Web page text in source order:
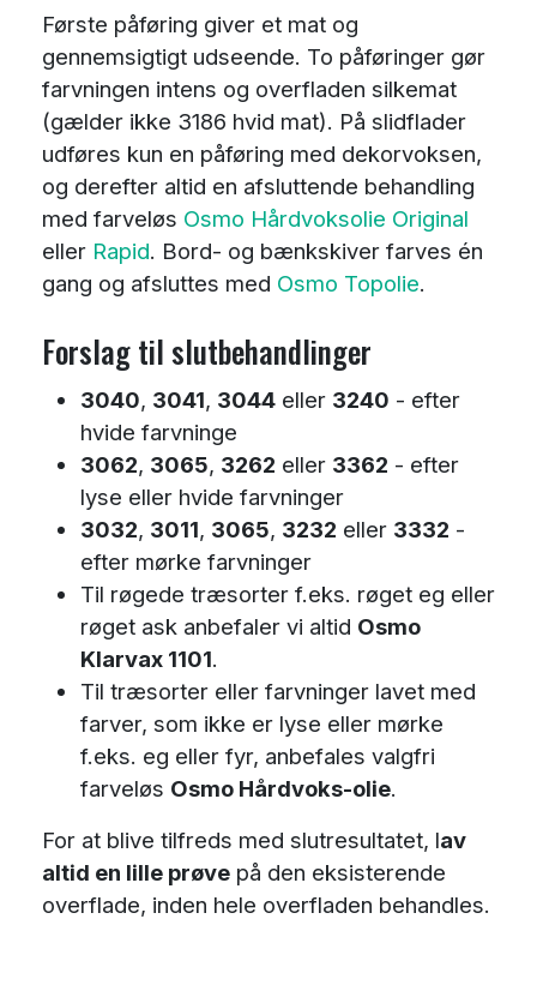
Første påføring giver et mat og
gennemsigtigt udseende. To påføringer gør
farvningen intens og overfladen silkemat
(gælder ikke 3186 hvid mat). På slidflader
udføres kun en påføring med dekorvoksen,
og derefter altid en afsluttende behandling
med farveløs Osmo Hårdvoksolie Original
eller Rapid. Bord- og bænkskiver farves én
gang og afsluttes med Osmo Topolie.
Forslag til slutbehandlinger
3040, 3041, 3044 eller 3240 - efter
hvide farvninge
3062, 3065, 3262 eller 3362 - efter
lyse eller hvide farvninger
3032, 3011, 3065, 3232 eller 3332 -
efter mørke farvninger
Til røgede træsorter f.eks. røget eg eller
røget ask anbefaler vi altid Osmo
Klarvax 1101.
Til træsorter eller farvninger lavet med
farver, som ikke er lyse eller mørke
f.eks. eg eller fyr, anbefales valgfri
farveløs Osmo Hårdvoks-olie.
For at blive tilfreds med slutresultatet, lav
altid en lille prøve på den eksisterende
overflade, inden hele overfladen behandles.